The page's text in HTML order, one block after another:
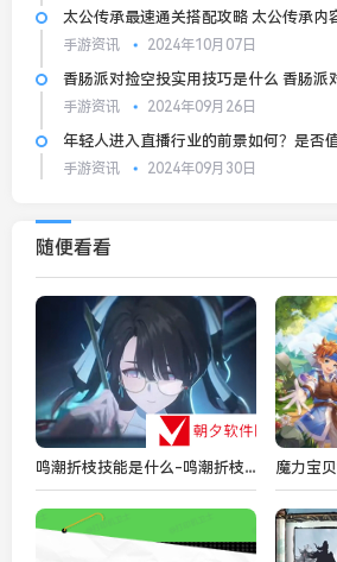
太公传承最速通关搭配攻略 太公传承内
手游资讯 2024年10月07日
香肠派对捡空投实用技巧是什么 香肠派
手游资讯 2024年09月26日
年轻人进入直播行业的前景如何？是否
手游资讯 2024年09月30日
随便看看
鸣潮折枝技能是什么-鸣潮折枝技能是什么